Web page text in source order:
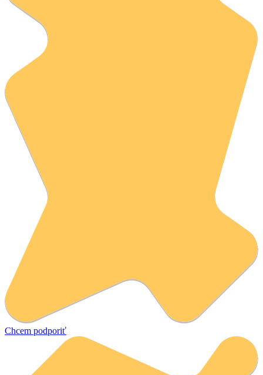
Chcem podporiť